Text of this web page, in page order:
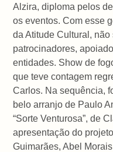
Alzira, diploma pelos
os eventos. Com esse
da Atitude Cultural,
patrocinadores,
entidades. Show de
que teve contagem
Carlos. Na sequência,
belo arranjo de Paulo
“Sorte Venturosa”, de
apresentação do
Guimarães, Abel